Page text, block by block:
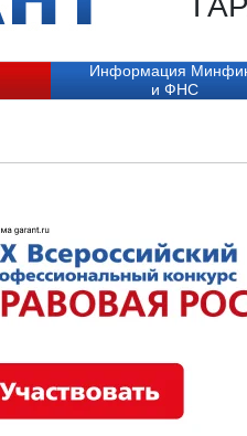
Информация
и ФНС